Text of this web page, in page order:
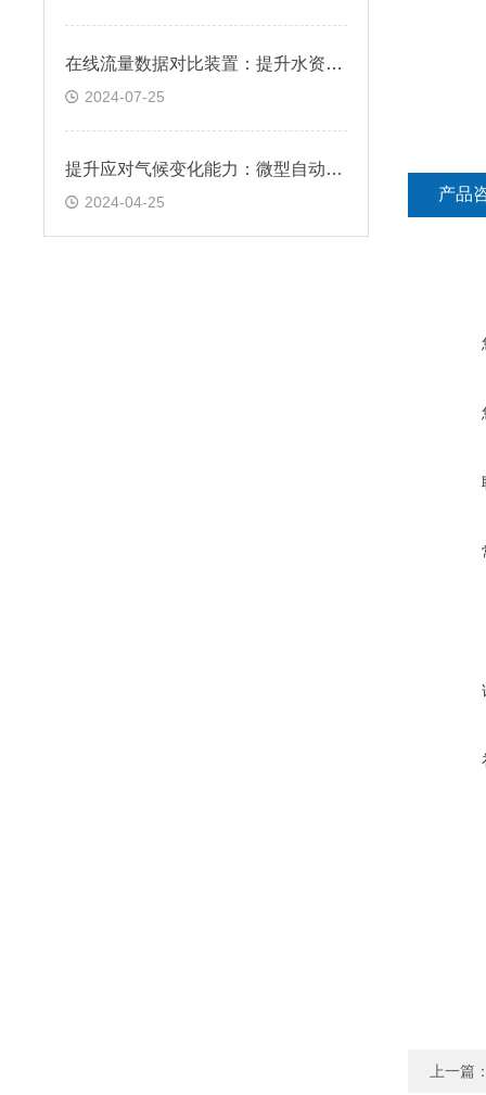
在线流量数据对比装置：提升水资源管理的便捷工具
2024-07-25
提升应对气候变化能力：微型自动气象站的重要性与发展趋势
2024-04-25 产品
上一篇